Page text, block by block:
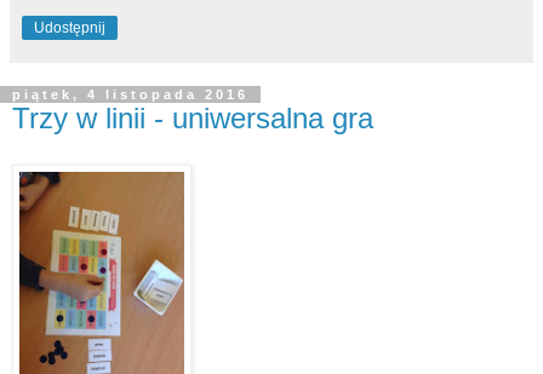
Udostępnij
piątek, 4 listopada 2016
Trzy w linii - uniwersalna gra